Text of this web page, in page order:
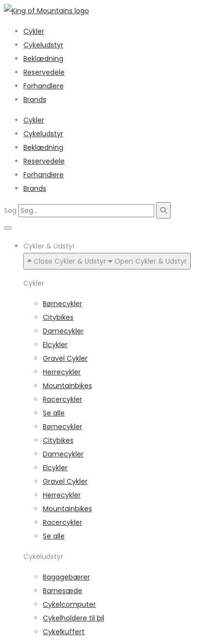
Cykler
Cykeludstyr
Beklædning
Reservedele
Forhandlere
Brands
Cykler
Cykeludstyr
Beklædning
Reservedele
Forhandlere
Brands
Søg
Cykler & Udstyr
Close Cykler & Udstyr
Open Cykler & Udstyr
Cykler
Børnecykler
Citybikes
Damecykler
Elcykler
Gravel Cykler
Herrecykler
Mountainbikes
Racercykler
Se alle
Børnecykler
Citybikes
Damecykler
Elcykler
Gravel Cykler
Herrecykler
Mountainbikes
Racercykler
Se alle
Cykeludstyr
Bagagebærer
Barnesæde
Cykelcomputer
Cykelholdere til bil
Cykelkuffert